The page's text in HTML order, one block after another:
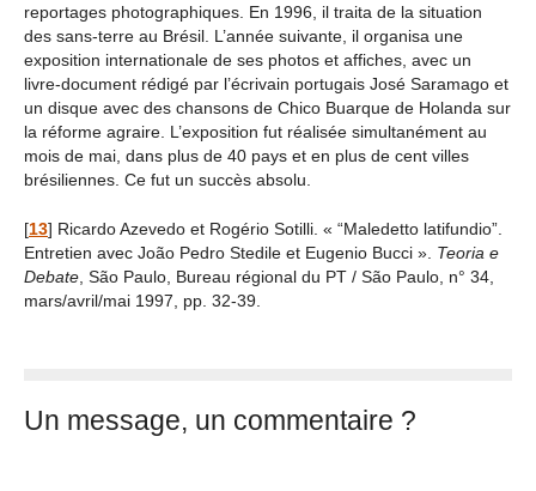
reportages photographiques. En 1996, il traita de la situation
des sans-terre au Brésil. L’année suivante, il organisa une
exposition internationale de ses photos et affiches, avec un
livre-document rédigé par l’écrivain portugais José Saramago et
un disque avec des chansons de Chico Buarque de Holanda sur
la réforme agraire. L’exposition fut réalisée simultanément au
mois de mai, dans plus de 40 pays et en plus de cent villes
brésiliennes. Ce fut un succès absolu.
[13] Ricardo Azevedo et Rogério Sotilli. « “Maledetto latifundio”.
Entretien avec João Pedro Stedile et Eugenio Bucci ». Teoria e
Debate , São Paulo, Bureau régional du PT / São Paulo, n° 34,
mars/avril/mai 1997, pp. 32-39.
Un message, un commentaire ?